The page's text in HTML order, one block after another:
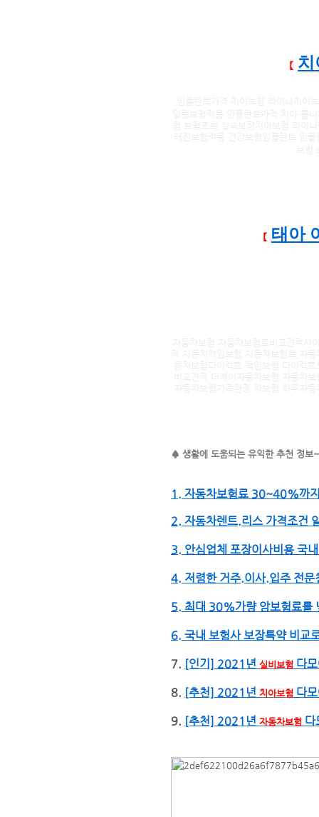
【
【 태아
♠ 생활에 도움되는 유익한 추천 정
1. 자동차보험료 30~40%까
2. 자동차렌트.리스 가격조건
3. 안심업체 포장이사비용 국
4. 저렴한 거주.이사.입주 전문
5. 최대 30%가량 암보험료를
6. 국내 보험사 보장특약 비교
7. [인기] 2021년 실비보험 다
8. [추천] 2021년 치아보험 다
9. [추천] 2021년 자동차보험 다